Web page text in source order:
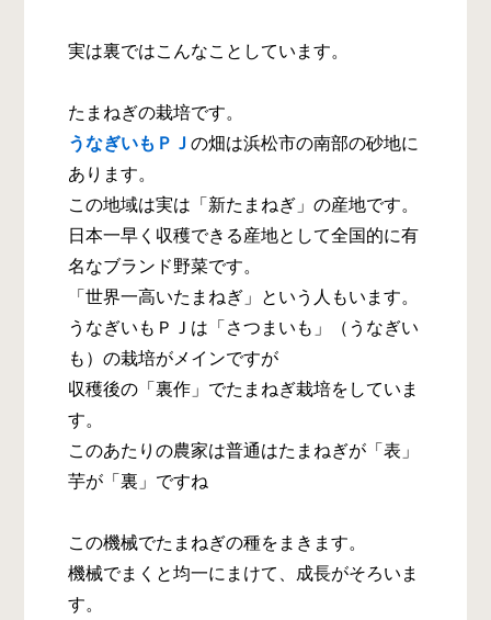
実は裏ではこんなことしています。
たまねぎの栽培です。
うなぎいもＰＪの畑は浜松市の南部の砂地に
あります。
この地域は実は「新たまねぎ」の産地です。
日本一早く収穫できる産地として全国的に有
名なブランド野菜です。
「世界一高いたまねぎ」という人もいます。
うなぎいもＰＪは「さつまいも」（うなぎい
も）の栽培がメインですが
収穫後の「裏作」でたまねぎ栽培をしていま
す。
このあたりの農家は普通はたまねぎが「表」
芋が「裏」ですね
この機械でたまねぎの種をまきます。
機械でまくと均一にまけて、成長がそろいま
す。